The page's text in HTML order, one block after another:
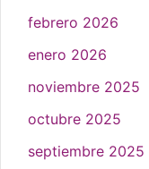
febrero 2026
enero 2026
noviembre 2025
octubre 2025
septiembre 2025